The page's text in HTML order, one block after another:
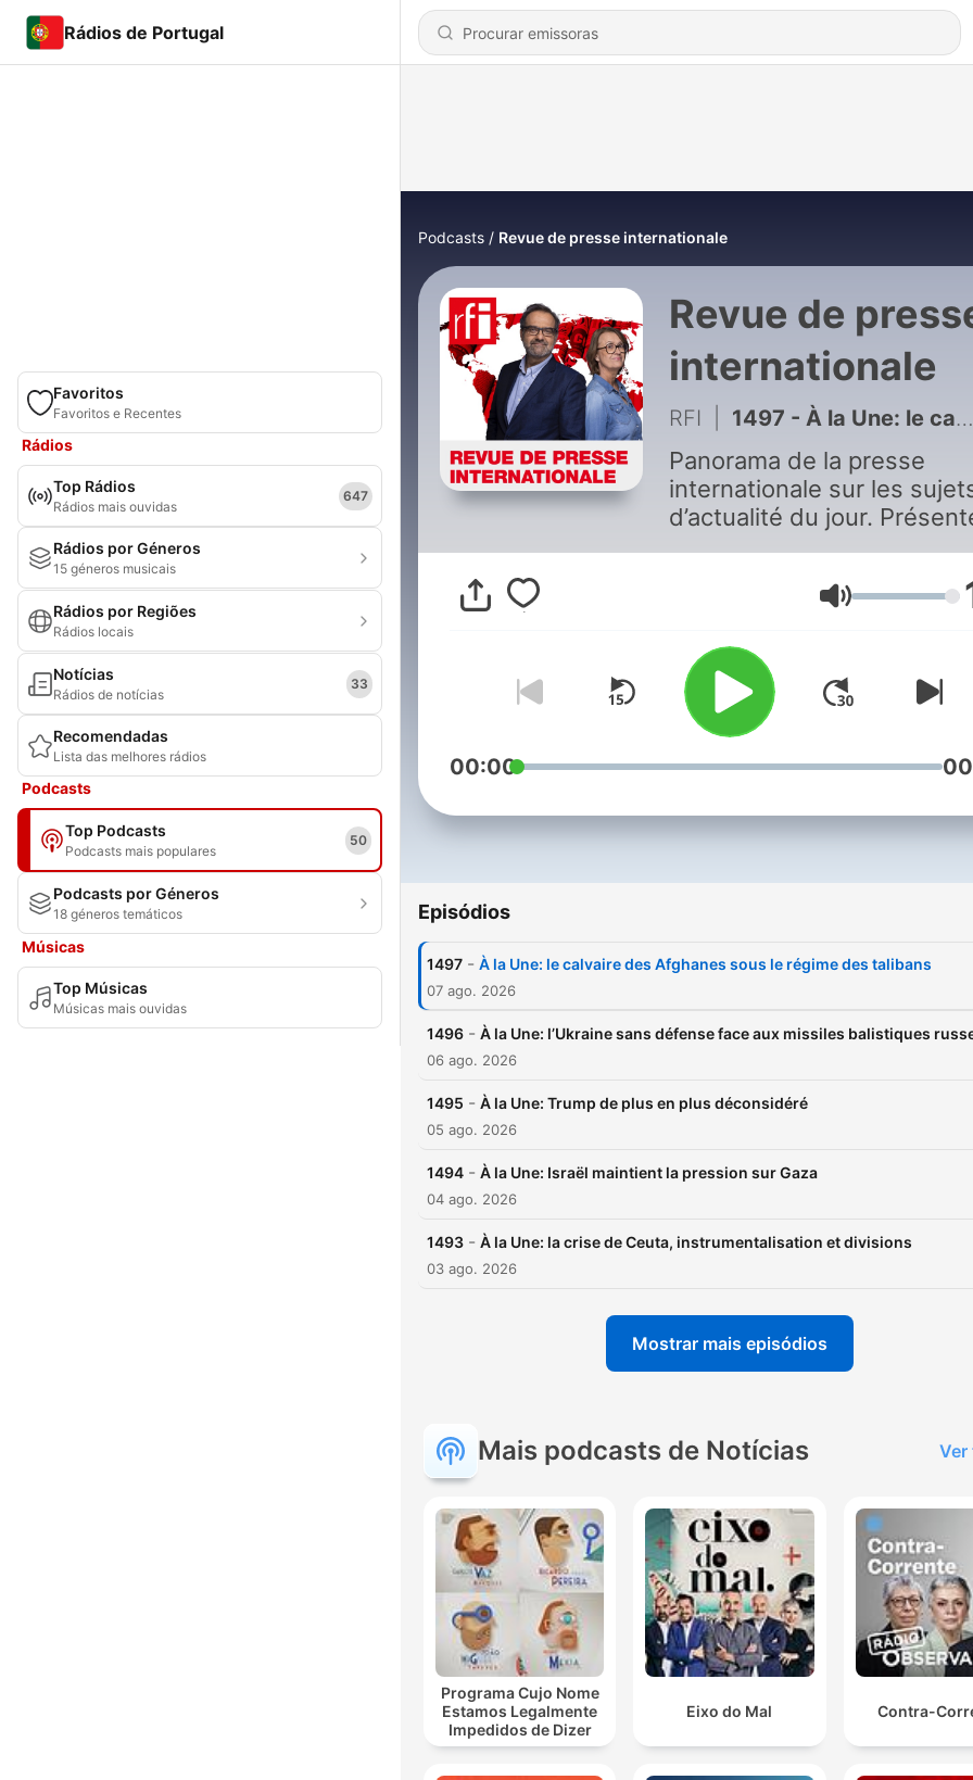
Rádios de Portugal
Favoritos
Favoritos e Recentes
Rádios
Top Rádios
Rádios mais ouvidas
647
Rádios por Géneros
15 géneros musicais
Rádios por Regiões
Rádios locais
Notícias
Rádios de notícias
33
Recomendadas
Lista das melhores rádios
Podcasts
Top Podcasts
Podcasts mais populares
50
Podcasts por Géneros
18 géneros temáticos
Músicas
Top Músicas
Músicas mais ouvidas
Podcasts Revue de presse internationale
Revue de
internationale
RFI 1497 - À la Une: le calvaire des Afghanes sous le régime des talibans
Panorama de la presse
internationale sur les
d’actualité du jour.
samedi par Catherine
Volume
00:00
Episódios
1497 - À la Une: le calvaire des Afghanes sous le régime des talibans
07 ago. 2026
1496 - À la Une: l’Ukraine sans défense face aux missiles balistiques
06 ago. 2026
1495 - À la Une: Trump de plus en plus déconsidéré
05 ago. 2026
1494 - À la Une: Israël maintient la pression sur Gaza
04 ago. 2026
1493 - À la Une: la crise de Ceuta, instrumentalisation et divisions
03 ago. 2026
Mostrar mais episódios
Mais podcasts de Notícias Ver
Programa Cujo Nome
Estamos Legalmente
Impedidos de Dizer
Eixo do Mal Contra-